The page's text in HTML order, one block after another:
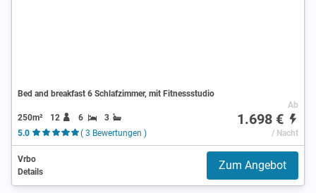
Bed and breakfast 6 Schlafzimmer, mit Fitnessstudio
250m² 12 6
3
5.0
( 3 Bewertungen )
Ab
1.698 €
/ Nacht
Vrbo
Details
Zum Angebot